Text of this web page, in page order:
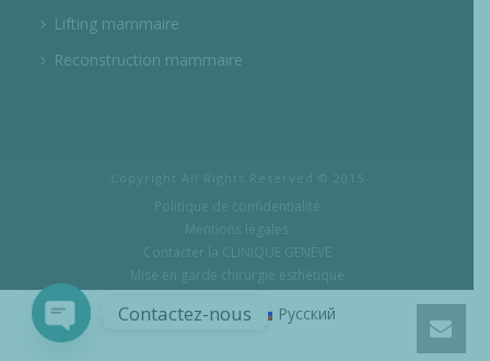
Lifting mammaire
Reconstruction mammaire
Français Русский
Contactez-nous